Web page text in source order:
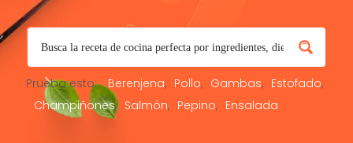
Prueba esto: Berenjena Pollo Gambas
Estofado
Champiñones
Salmón Pepino Ensalada